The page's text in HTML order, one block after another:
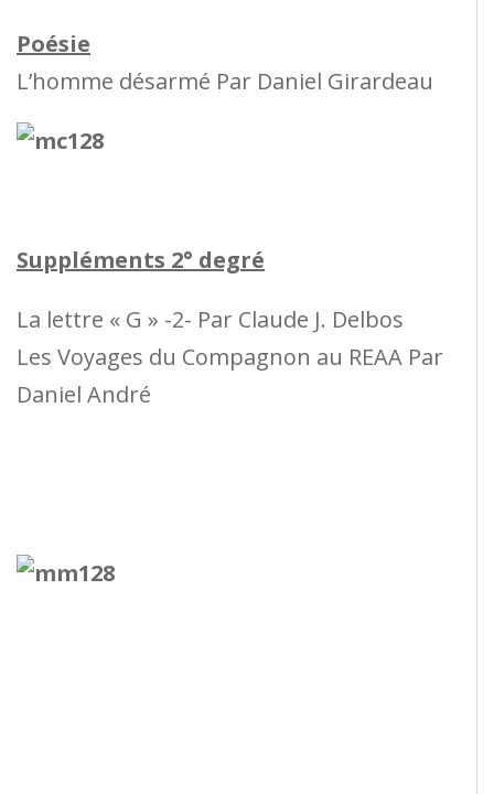
Poésie
L’homme désarmé Par Daniel Girardeau
Suppléments 2° degré
La lettre « G » -2- Par Claude J. Delbos
Les Voyages du Compagnon au REAA Par
Daniel André